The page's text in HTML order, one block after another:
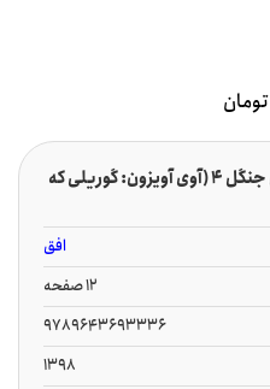
تومان
مشخصات کتاب قصه‌های شیرین جنگل 4 (آوی آویزون: گوریلی که
افق
12 صفحه
9789643693336
1398